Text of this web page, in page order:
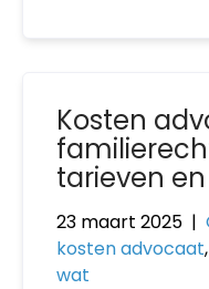
Kosten
tarieven
23 maart 2025 |
kosten advocaat,
wat